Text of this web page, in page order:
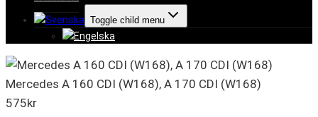
Toggle child menu
Mercedes A 160 CDI (W168), A 170 CDI (W168)
575kr